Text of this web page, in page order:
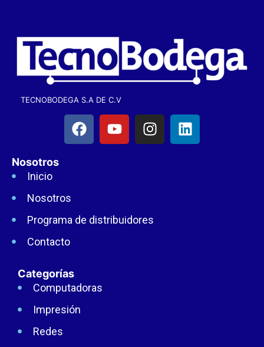
TECNOBODEGA S.A DE C.V
Nosotros
Inicio
Nosotros
Programa de distribuidores
Contacto
Categorías
Computadoras
Impresión
Redes